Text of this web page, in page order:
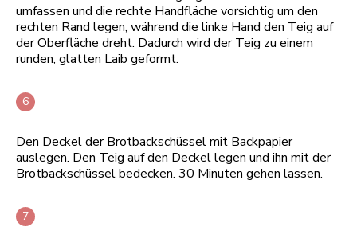
umfassen und die rechte Handfläche vorsichtig um den
rechten Rand legen, während die linke Hand den Teig auf
der Oberfläche dreht. Dadurch wird der Teig zu einem
runden, glatten Laib geformt.
Den Deckel der Brotbackschüssel mit Backpapier
auslegen. Den Teig auf den Deckel legen und ihn mit der
Brotbackschüssel bedecken. 30 Minuten gehen lassen.